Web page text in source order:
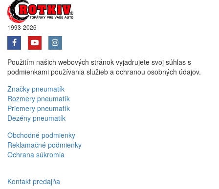
1993-2026
Použitím našich webových stránok vyjadrujete svoj súhlas s
podmienkami používania služieb a ochranou osobných údajov.
Značky pneumatík
Rozmery pneumatík
Priemery pneumatík
Dezény pneumatík
Obchodné podmienky
Reklamačné podmienky
Ochrana súkromia
Kontakt predajňa